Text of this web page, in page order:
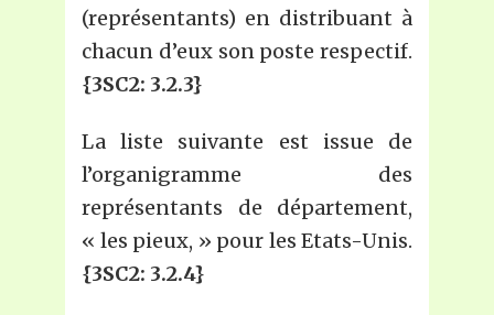
(représentants) en distribuant à
chacun d’eux son poste respectif.
{3SC2: 3.2.3}
La liste suivante est issue de
l’organigramme des
représentants de département,
« les pieux, » pour les Etats-Unis.
{3SC2: 3.2.4}